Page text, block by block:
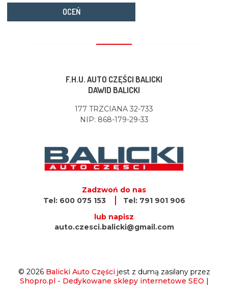
OCEŃ
F.H.U. AUTO CZĘŚCI BALICKI
DAWID BALICKI
177 TRZCIANA 32-733
NIP: 868-179-29-33
Zadzwoń do nas
Tel: 600 075 153
Tel: 791 901 906
lub napisz
auto.czesci.balicki@gmail.com
© 2026 Balicki Auto Częścijest z dumą zasilany przez
Shopro.pl - Dedykowane sklepy internetowe SEO